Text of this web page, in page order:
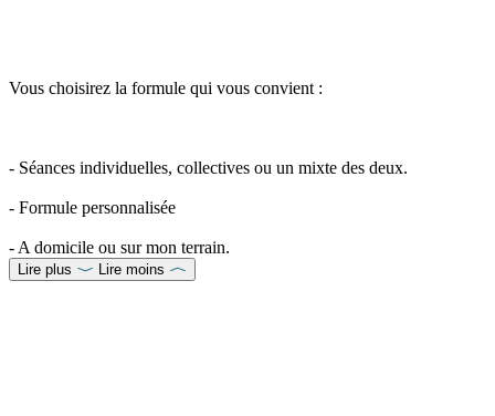
Vous choisirez la formule qui vous convient :
- Séances individuelles, collectives ou un mixte des deux.
- Formule personnalisée
- A domicile ou sur mon terrain.
Lire plus Lire moins